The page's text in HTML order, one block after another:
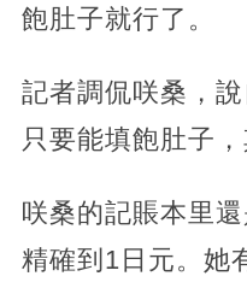
飽肚子就行了。
記者調侃咲桑，
只要能填飽肚子
咲桑的記賬本里
精確到1日元。她